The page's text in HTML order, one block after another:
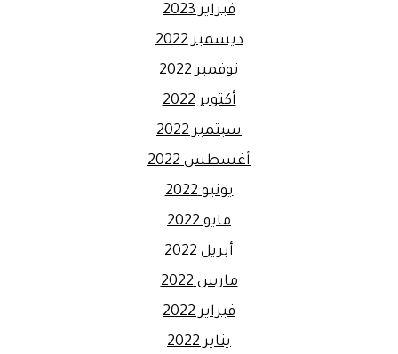
فبراير 2023
ديسمبر 2022
نوفمبر 2022
أكتوبر 2022
سبتمبر 2022
أغسطس 2022
يونيو 2022
مايو 2022
أبريل 2022
مارس 2022
فبراير 2022
يناير 2022